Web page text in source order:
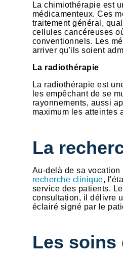
La chimiothérapie est
médicamenteux. Ces
traitement général,
cellules cancéreuses
conventionnels. Les
arriver qu'ils soient
La radiothérapie
La radiothérapie est
les empêchant de se
rayonnements, aussi
maximum les atteintes
La
Au-delà de sa vocation
recherche clinique,
service des patients.
consultation, il délivre
éclairé signé par le
Les soins